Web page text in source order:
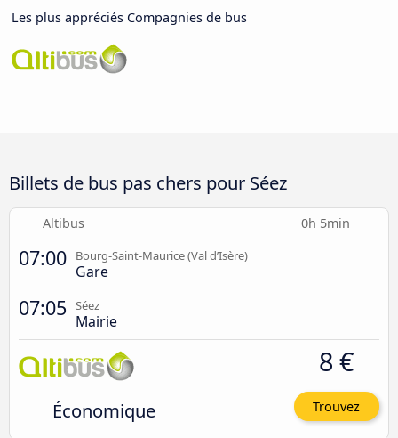
Les plus appréciés Compagnies de bus
Billets de bus pas chers pour Séez
Altibus 0h 5min
07:00 Bourg-Saint-Maurice (Val d’Isère)
Gare
07:05 Séez
Mairie
Économique
8 €
Trouvez